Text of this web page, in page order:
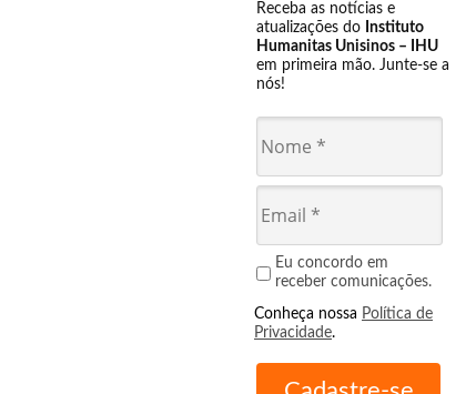
Receba as notícias e
atualizações do Instituto
Humanitas Unisinos – IHU
em primeira mão. Junte-se a
nós!
Eu concordo em
receber comunicações.
Conheça nossa Política de
Privacidade.